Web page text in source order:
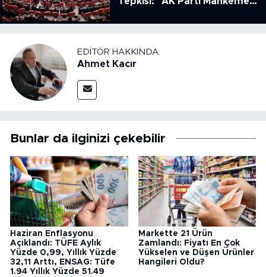
Kanun Çıkardı"
EDITÖR HAKKINDA
Ahmet Kacır
Bunlar da ilginizi çekebilir
Haziran Enflasyonu
Açıklandı: TÜFE Aylık
Yüzde 0,99, Yıllık Yüzde
32,11 Arttı, ENSAG: Tüfe
1.94 Yıllık Yüzde 51.49
Markette 21 Ürün
Zamlandı: Fiyatı En Çok
Yükselen ve Düşen Ürünler
Hangileri Oldu?